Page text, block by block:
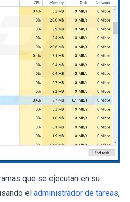
que se ejecutan en su
el administrador de tareas,